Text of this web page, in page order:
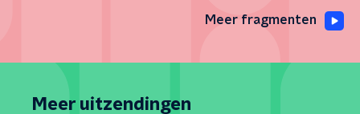
Meer fragmenten
Meer uitzendingen